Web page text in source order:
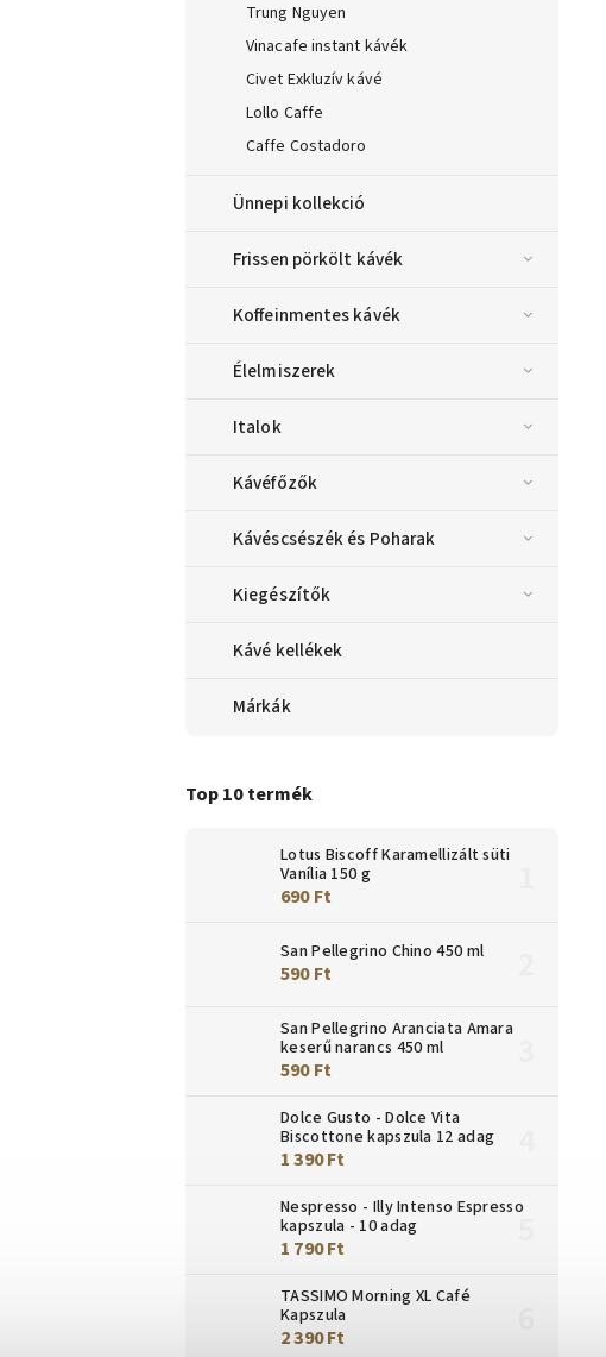
Trung Nguyen
Vinacafe instant kávék
Civet Exkluzív kávé
Lollo Caffe
Caffe Costadoro
Ünnepi kollekció
Frissen pörkölt kávék
Koffeinmentes kávék
Élelmiszerek
Italok
Kávéfőzők
Kávéscsészék és Poharak
Kiegészítők
Kávé kellékek
Márkák
Top 10 termék
Lotus Biscoff Karamellizált süti
Vanília 150 g
690 Ft
San Pellegrino Chino 450 ml
590 Ft
San Pellegrino Aranciata Amara
keserű narancs 450 ml
590 Ft
Dolce Gusto - Dolce Vita
Biscottone kapszula 12 adag
1 390 Ft
Nespresso - Illy Intenso Espresso
kapszula - 10 adag
1 790 Ft
TASSIMO Morning XL Café
Kapszula
2 390 Ft